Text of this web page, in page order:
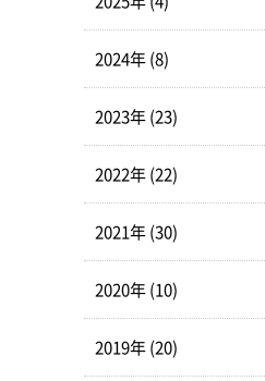
2024年 (8)
2023年 (23)
2022年 (22)
2021年 (30)
2020年 (10)
2019年 (20)